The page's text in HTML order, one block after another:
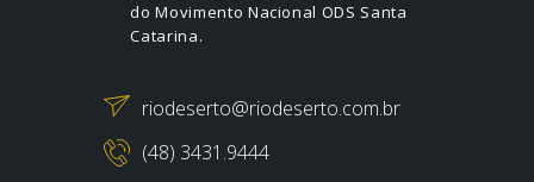
do Movimento Nacional ODS Santa
Catarina.
riodeserto@riodeserto.com.br
(48) 3431.9444